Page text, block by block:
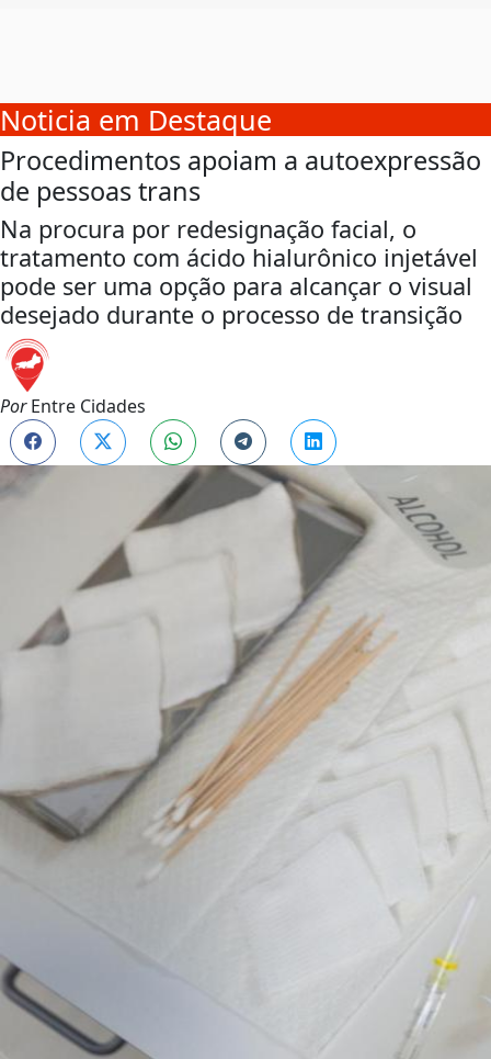
Noticia em Destaque
Procedimentos apoiam a autoexpressão
de pessoas trans
Na procura por redesignação facial, o
tratamento com ácido hialurônico injetável
pode ser uma opção para alcançar o visual
desejado durante o processo de transição
PorEntre Cidades